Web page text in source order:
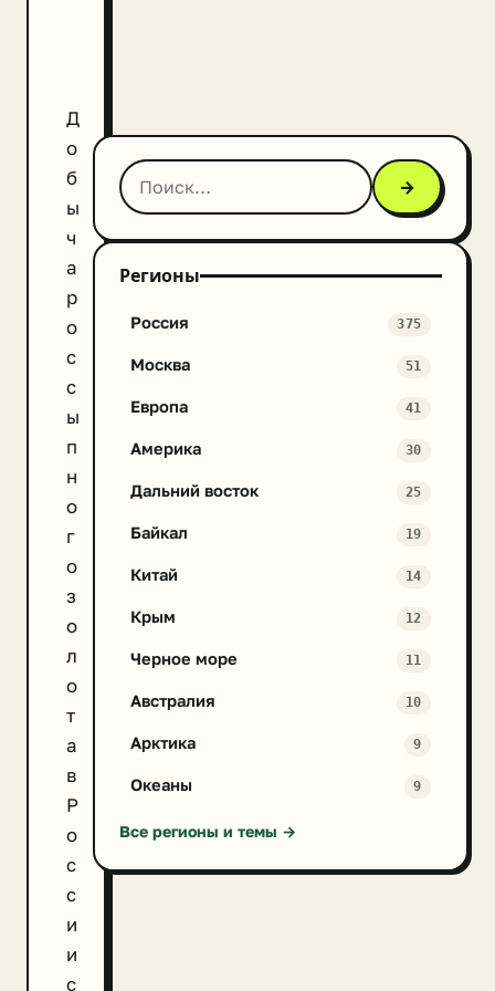
Д
о
б
ы
ч
а
р
о
с
с
ы
п
н
о
г
о
з
о
л
о
т
а
в
Р
о
с
с
и
и
с
→
Регионы
Россия 375
Москва 51
Европа 41
Америка 30
Дальний восток 25
Байкал 19
Китай 14
Крым 12
Черное море 11
Австралия 10
Арктика 9
Океаны 9
Все регионы и темы →